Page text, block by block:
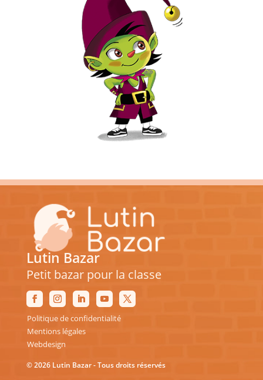
Lutin Bazar
Petit bazar pour la classe
Politique de confidentialité
Mentions légales
Webdesign
© 2026 Lutin Bazar - Tous droits réservés